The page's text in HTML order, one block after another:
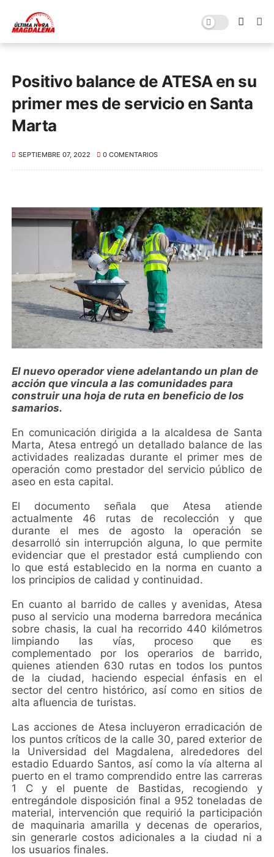
Positivo balance de ATESA en su
primer mes de servicio en Santa
Marta
SEPTIEMBRE 07, 2022 0 COMENTARIOS
El nuevo operador viene adelantando un plan de
acción que vincula a las comunidades para
construir una hoja de ruta en beneficio de los
samarios.
En comunicación dirigida a la alcaldesa de Santa
Marta, Atesa entregó un detallado balance de las
actividades realizadas durante el primer mes de
operación como prestador del servicio público de
aseo en esta capital.
El documento señala que Atesa atiende
actualmente 46 rutas de recolección y que
durante el mes de agosto la operación se
desarrolló sin interrupción alguna, lo que permite
evidenciar que el prestador está cumpliendo con
lo que está establecido en la norma en cuanto a
los principios de calidad y continuidad.
En cuanto al barrido de calles y avenidas, Atesa
puso al servicio una moderna barredora mecánica
sobre chasis, la cual ha recorrido 440 kilómetros
limpiando las vías, proceso que es
complementado por los operarios de barrido,
quienes atienden 630 rutas en todos los puntos
de la ciudad, haciendo especial énfasis en el
sector del centro histórico, así como en sitios de
alta afluencia de turistas.
Las acciones de Atesa incluyeron erradicación de
los puntos críticos de la calle 30, pared exterior de
la Universidad del Magdalena, alrededores del
estadio Eduardo Santos, así como la vía alterna al
puerto en el tramo comprendido entre las carreras
1 C y el puente de Bastidas, recogiendo y
entregándole disposición final a 952 toneladas de
material, intervención que requirió la participación
de maquinaria amarilla y decenas de operarios,
sin generarle costos adicionales a la ciudad ni a
los usuarios finales.